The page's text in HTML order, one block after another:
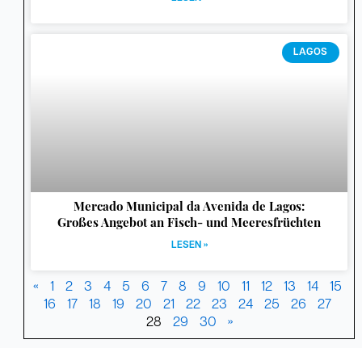
LAGOS
Mercado Municipal da Avenida de Lagos:
Großes Angebot an Fisch- und Meeresfrüchten
LESEN »
« 1 2 3 4 5 6 7 8 9 10 11 12 13 14
15
16
17 18 19 20 21 22 23 24 25 26
27
28
29 30 »